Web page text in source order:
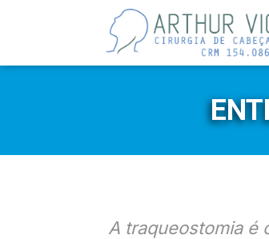
A traqueostomia é